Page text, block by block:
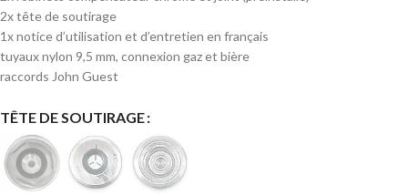
2x tête de soutirage
1x notice d’utilisation et d’entretien en français
tuyaux nylon 9,5 mm, connexion gaz et bière
raccords John Guest
TÊTE DE SOUTIRAGE
Alternative: